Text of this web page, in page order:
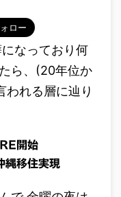
なっており何
ら、(20年位か
われる層に辿り
開始
移住実現